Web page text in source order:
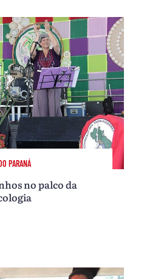
PARANÁ
no palco da